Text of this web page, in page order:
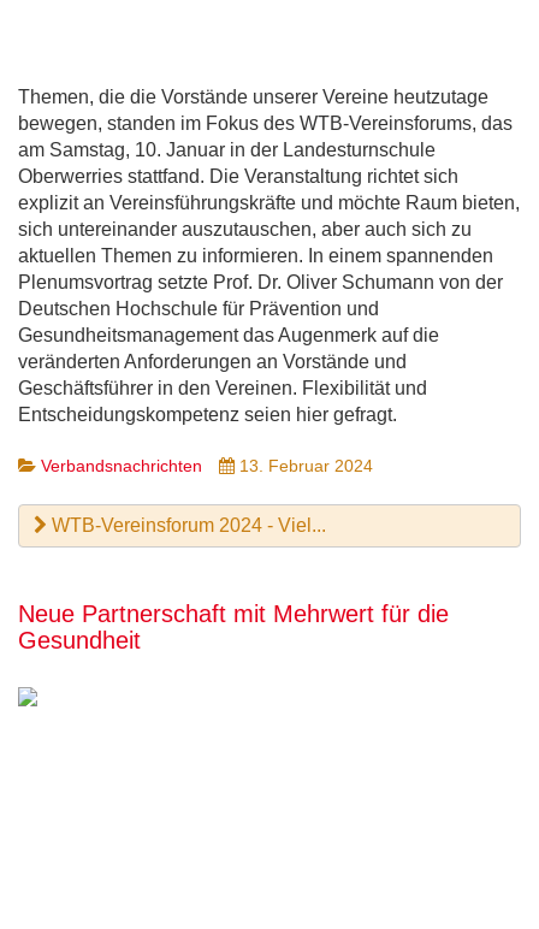
Themen, die die Vorstände unserer Vereine heutzutage
bewegen, standen im Fokus des WTB-Vereinsforums, das
am Samstag, 10. Januar in der Landesturnschule
Oberwerries stattfand. Die Veranstaltung richtet sich
explizit an Vereinsführungskräfte und möchte Raum bieten,
sich untereinander auszutauschen, aber auch sich zu
aktuellen Themen zu informieren. In einem spannenden
Plenumsvortrag setzte Prof. Dr. Oliver Schumann von der
Deutschen Hochschule für Prävention und
Gesundheitsmanagement das Augenmerk auf die
veränderten Anforderungen an Vorstände und
Geschäftsführer in den Vereinen. Flexibilität und
Entscheidungskompetenz seien hier gefragt.
Verbandsnachrichten 13. Februar 2024
WTB-Vereinsforum 2024 - Viel...
Neue Partnerschaft mit Mehrwert für die
Gesundheit